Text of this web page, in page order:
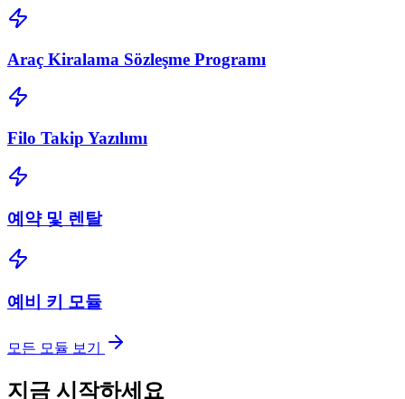
Araç Kiralama Sözleşme Programı
Filo Takip Yazılımı
예약 및 렌탈
예비 키 모듈
모든 모듈 보기
지금 시작하세요